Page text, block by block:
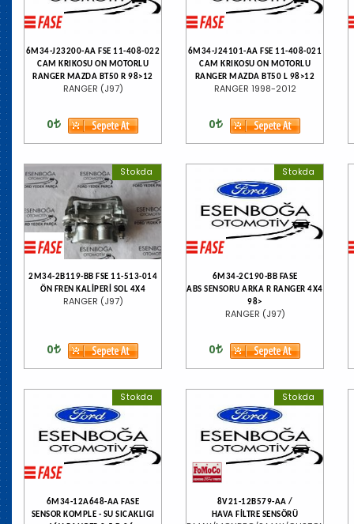
6M34-J23200-AA FSE 11-408-022
CAM KRIKOSU ON MOTORLU
RANGER MAZDA BT50 R 98>12
RANGER (J97)
0
6M34-J24101-AA FSE 11-408-021
CAM KRIKOSU ON MOTORLU
RANGER MAZDA BT50 L 98>12
RANGER 1998-2012
0
Stokda
2M34-2B119-BB FSE 11-513-014
ÖN FREN KALİPERİ SOL 4X4
RANGER (J97)
0
Stokda
6M34-2C190-BB FASE
ABS SENSORU ARKA R RANGER 4X4
98>
RANGER (J97)
0
Stokda
6M34-12A648-AA FASE
SENSOR KOMPLE - SU SICAKLIGI
Stokda
8V21-12B579-AA /
HAVA FİLTRE SENSÖRÜ